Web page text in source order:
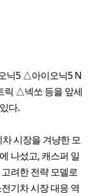
닉5 △아이오닉5 N
릭 △넥쏘 등을 앞세
다.
시장을 겨냥한 모
나섰고, 캐스퍼 일
려한 전략 모델로
기차 시장 대응 역